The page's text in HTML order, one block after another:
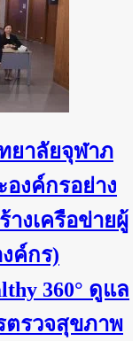
ยาลัยจุฬาภ
งค์กรอย่าง
างเครือข่ายผู้
ค์กร)
360° ดูแล
รวจสุขภาพ